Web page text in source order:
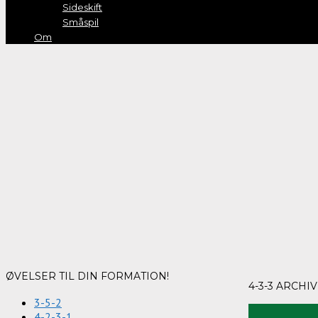
Sideskift
Småspil
Om
4-3-3
ØVELSER TIL DIN FORMATION!
3-5-2